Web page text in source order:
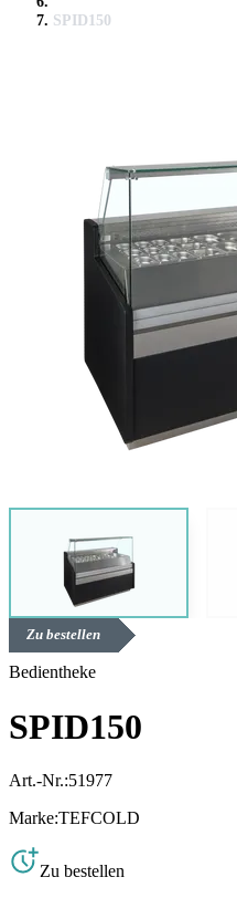
SPID150
Zu bestellen
Bedientheke
SPID150
Art.-Nr.:51977
Marke:TEFCOLD
Zu bestellen